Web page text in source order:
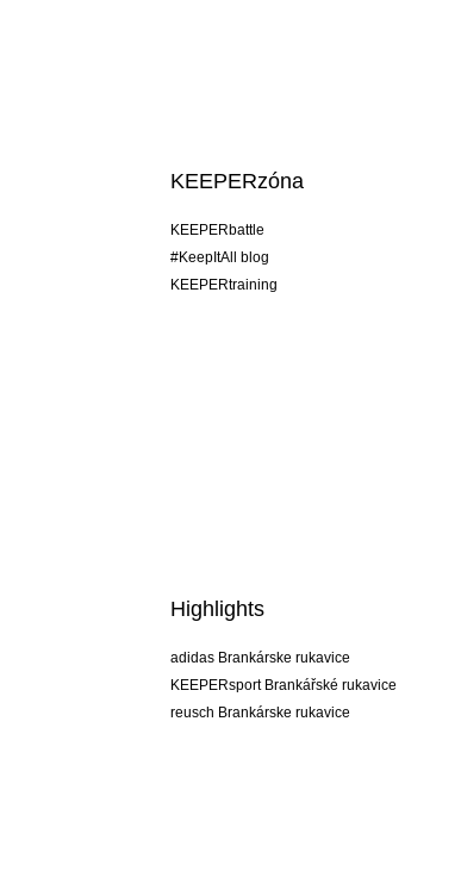
KEEPERzóna
KEEPERbattle
#KeepItAll blog
KEEPERtraining
Highlights
adidas Brankárske rukavice
KEEPERsport Brankářské rukavice
reusch Brankárske rukavice